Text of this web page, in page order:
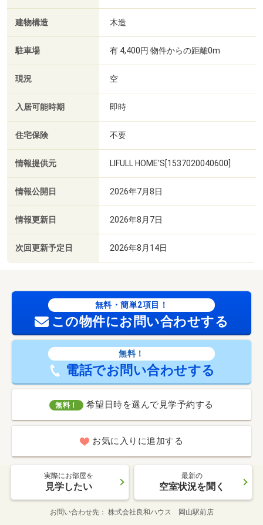
建物構造 木造
駐車場 有 4,400円 物件からの距離0m
現況 空
入居可能時期 即時
住宅保険 不要
情報提供元 LIFULL HOME'S[1537020040600]
情報公開日 2026年7月8日
情報更新日 2026年8月7日
次回更新予定日 2026年8月14日
無料・簡単2項目！
この物件にお問い合わせする
無料！
電話でお問い合わせする
無料！ 希望日時を選んで見学予約する
お気に入りに追加する
実際にお部屋を
見学したい
最新の
空室状況を聞く
お問い合わせ先 株式会社良和ハウス 岡山駅前店